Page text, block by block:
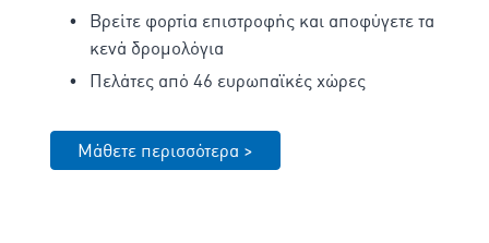
Βρείτε φορτία επιστροφής και αποφύγετε τα
κενά δρομολόγια
Πελάτες από 46 ευρωπαϊκές χώρες
Μάθετε περισσότερα >